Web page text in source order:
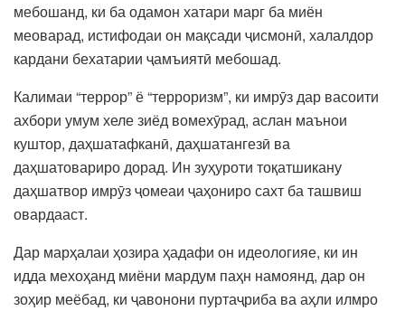
мебошанд, ки ба одамон хатари марг ба миён
меоварад, истифодаи он мақсади ҷисмонӣ, халалдор
кардани бехатарии ҷамъиятӣ мебошад.
Калимаи “террор” ё “терроризм”, ки имрӯз дар васоити
ахбори умум хеле зиёд вомехӯрад, аслан маънои
куштор, даҳшатафканӣ, даҳшатангезӣ ва
даҳшатовариро дорад. Ин зуҳуроти тоқатшикану
даҳшатвор имрӯз ҷомеаи ҷаҳониро сахт ба ташвиш
овардааст.
Дар марҳалаи ҳозира ҳадафи он идеологияе, ки ин
идда мехоҳанд миёни мардум паҳн намоянд, дар он
зоҳир меёбад, ки ҷавонони пуртаҷриба ва аҳли илмро